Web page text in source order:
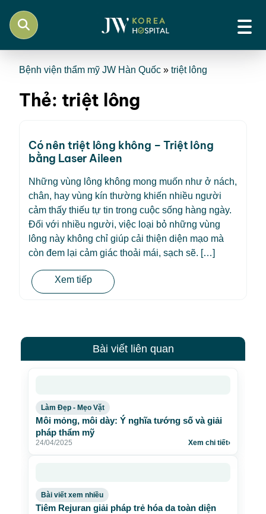
Bệnh viện thẩm mỹ JW Hàn Quốc » triệt lông
Thẻ: triệt lông
Có nên triệt lông không – Triệt lông
bằng Laser Aileen
Những vùng lông không mong muốn như ở nách,
chân, hay vùng kín thường khiến nhiều người
cảm thấy thiếu tự tin trong cuộc sống hàng ngày.
Đối với nhiều người, việc loại bỏ những vùng
lông này không chỉ giúp cải thiện diện mạo mà
còn đem lại cảm giác thoải mái, sạch sẽ. […]
Xem tiếp
Bài viết liên quan
Làm Đẹp - Mẹo Vặt
Môi mỏng, môi dày: Ý nghĩa tướng số và giải
pháp thẩm mỹ
24/04/2025 Xem chi tiết›
Bài viết xem nhiều
Tiêm Rejuran giải pháp trẻ hóa da toàn diện